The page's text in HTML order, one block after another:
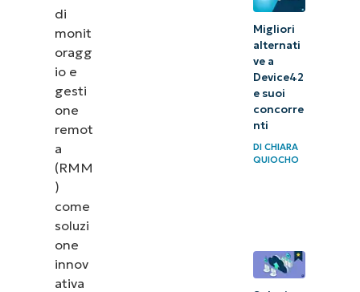
delle
alternative
di
monit
oragg
io e
gesti
one
remot
a
(RMM
)
come
soluzi
one
innov
ativa
Migliori
alternati
ve a
Device42
e suoi
concorre
nti
DICHIARA
QUIOCHO